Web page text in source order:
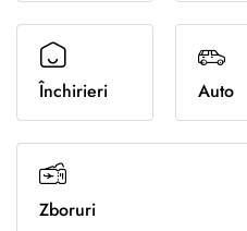
Închirieri Auto
Zboruri